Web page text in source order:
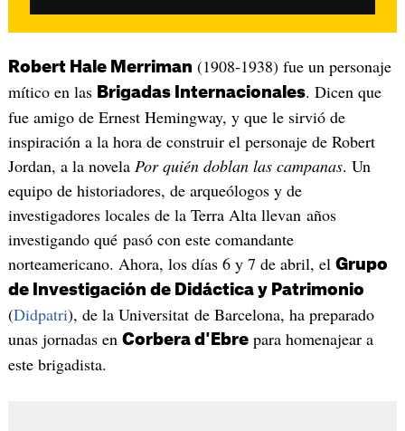
Robert Hale Merriman (1908-1938) fue un personaje
mítico en las Brigadas Internacionales. Dicen que
fue amigo de Ernest Hemingway, y que le sirvió de
inspiración a la hora de construir el personaje de Robert
Jordan, a la novela Por quién doblan las campanas. Un
equipo de historiadores, de arqueólogos y de
investigadores locales de la Terra Alta llevan años
investigando qué pasó con este comandante
norteamericano. Ahora, los días 6 y 7 de abril, el Grupo
de Investigación de Didáctica y Patrimonio
(Didpatri), de la Universitat de Barcelona, ha preparado
unas jornadas en Corbera d'Ebrepara homenajear a
este brigadista.